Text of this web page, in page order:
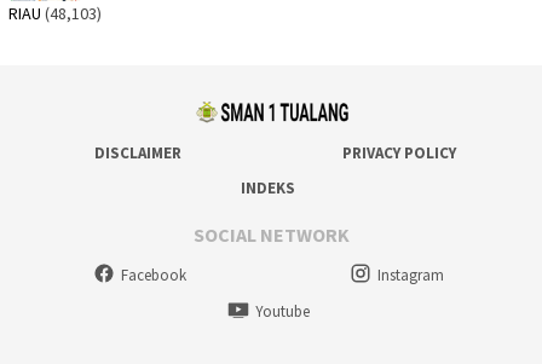
RIAU (48,103)
DISCLAIMER
PRIVACY POLICY
INDEKS
SOCIAL NETWORK
Facebook
Instagram
Youtube